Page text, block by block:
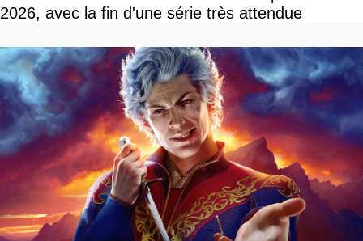
2026, avec la fin d'une série très attendue